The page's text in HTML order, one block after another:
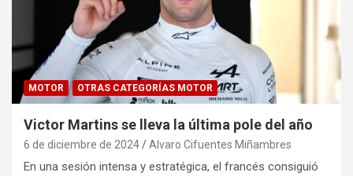
MOTOR OTRAS CATEGORÍAS MOTOR
Victor Martins se lleva la última pole del año
6 de diciembre de 2024 Alvaro Cifuentes Miñambres
En una sesión intensa y estratégica, el francés consiguió